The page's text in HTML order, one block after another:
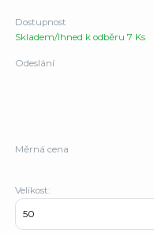
Dostupnost
Skladem/Ihned k odběru 7 Ks
Odeslání
Měrná cena
Velikost: